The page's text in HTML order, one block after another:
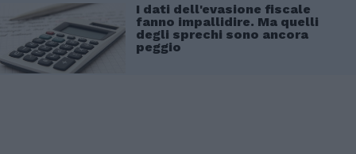
I dati dell'evasione fiscale
fanno impallidire. Ma quelli
degli sprechi sono ancora
peggio